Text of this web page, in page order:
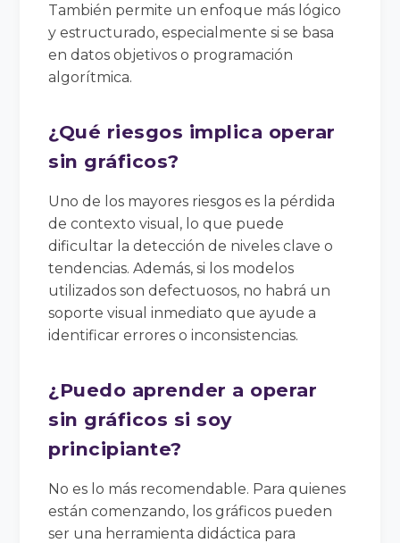
También permite un enfoque más lógico
y estructurado, especialmente si se basa
en datos objetivos o programación
algorítmica.
¿Qué riesgos implica operar
sin gráficos?
Uno de los mayores riesgos es la pérdida
de contexto visual, lo que puede
dificultar la detección de niveles clave o
tendencias. Además, si los modelos
utilizados son defectuosos, no habrá un
soporte visual inmediato que ayude a
identificar errores o inconsistencias.
¿Puedo aprender a operar
sin gráficos si soy
principiante?
No es lo más recomendable. Para quienes
están comenzando, los gráficos pueden
ser una herramienta didáctica para